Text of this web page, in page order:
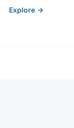
Explore →